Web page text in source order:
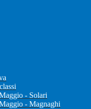
- Solari
- Magnaghi